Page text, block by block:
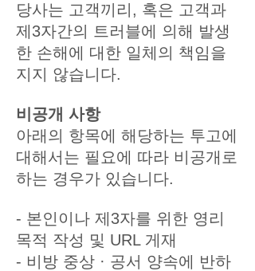
당사는 고객끼리, 혹은 고객과
제3자간의 트러블에 의해 발생
한 손해에 대한 일체의 책임을
지지 않습니다.
비공개 사항
아래의 항목에 해당하는 투고에
대해서는 필요에 따라 비공개로
하는 경우가 있습니다.
- 본인이나 제3자를 위한 영리
목적 작성 및 URL 게재
- 비방 중상 · 공서 양속에 반하